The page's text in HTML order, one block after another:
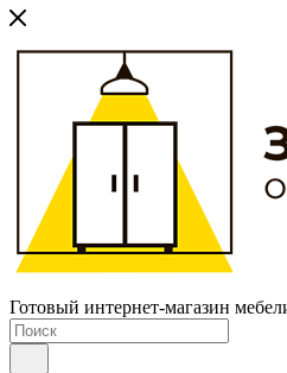
Готовый интернет-магазин